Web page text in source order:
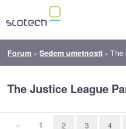
Forum »Sedem umetnosti »The
The Justice League
« 1 2 3 4